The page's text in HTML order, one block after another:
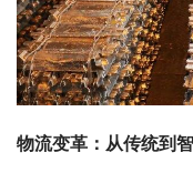
物流变革：从传统到